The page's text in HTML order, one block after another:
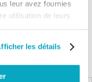
leur avez fournies
utilisation de leurs
les détails
question